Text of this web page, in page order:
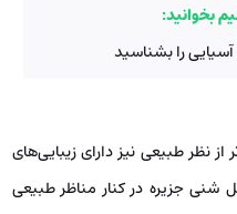
بخوانید:
را بشناسید
از نظر طبیعی نیز دارای زیبایی‌های
شنی جزیره در کنار مناظر طبیعی